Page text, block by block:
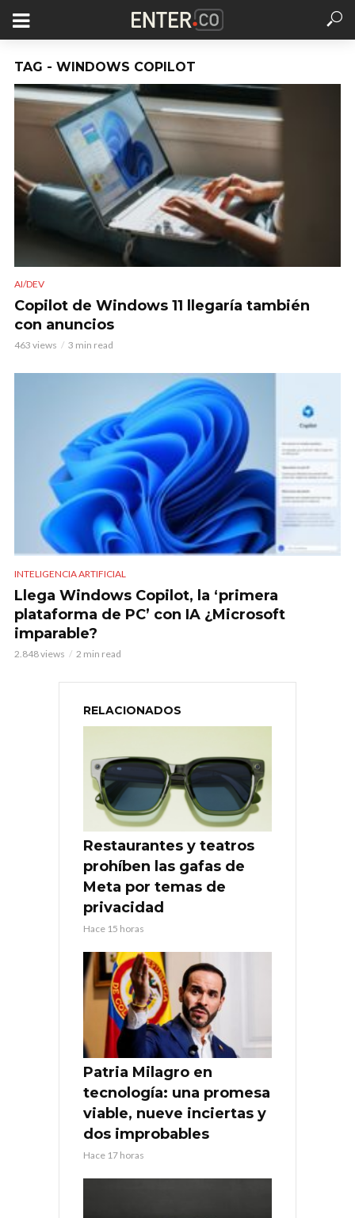
TAG - WINDOWS COPILOT
AI/DEV
Copilot de Windows 11 llegaría también
con anuncios
463 views 3 min read
INTELIGENCIA ARTIFICIAL
Llega Windows Copilot, la ‘primera
plataforma de PC’ con IA ¿Microsoft
imparable?
2.848 views 2 min read
RELACIONADOS
Restaurantes y teatros
prohíben las gafas de
Meta por temas de
privacidad
Hace 15 horas
Patria Milagro en
tecnología: una promesa
viable, nueve inciertas y
dos improbables
Hace 17 horas